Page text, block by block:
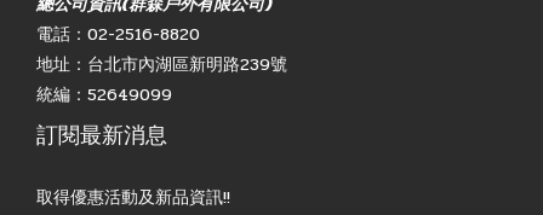
電話：02-2516-8820
地址：台北市內湖區新明路239號
統編：52649099
訂閱最新消息
取得優惠活動及新品資訊!!